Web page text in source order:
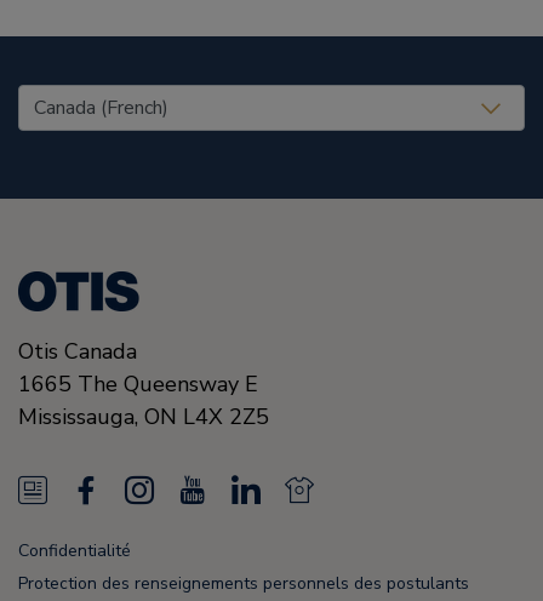
United States (EN)
Otis Canada
1665 The Queensway E
Mississauga, ON L4X 2Z5
N
e
w
a
c
I
s
u
L
n
N
w
Confidentialité
Protection des renseignements personnels des postulants